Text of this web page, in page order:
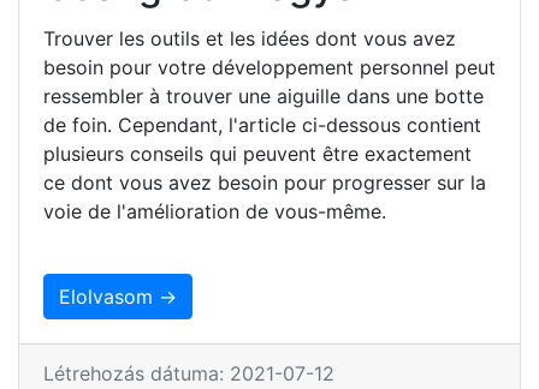
Trouver les outils et les idées dont vous avez
besoin pour votre développement personnel peut
ressembler à trouver une aiguille dans une botte
de foin. Cependant, l'article ci-dessous contient
plusieurs conseils qui peuvent être exactement
ce dont vous avez besoin pour progresser sur la
voie de l'amélioration de vous-même.
Elolvasom →
Létrehozás dátuma: 2021-07-12